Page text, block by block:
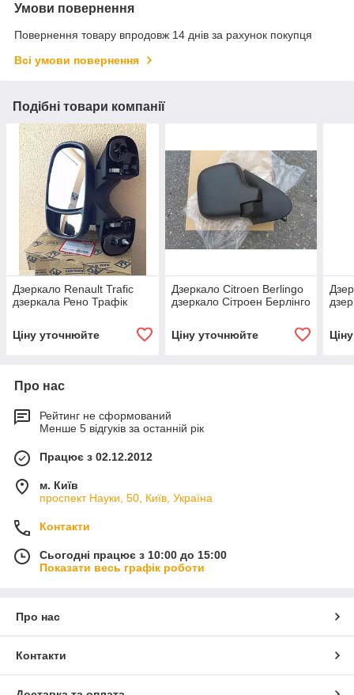
Умови повернення
Повернення товару впродовж 14 днів за рахунок покупця
Всі умови повернення
Подібні товари компанії
Дзеркало Renault Trafic
дзеркала Рено Трафік
Ціну уточнюйте
Дзеркало Citroen Berlingo
дзеркало Сітроен Берлінго
Ціну уточнюйте
Про нас
Рейтинг не сформований
Менше 5 відгуків за останній рік
Працює з 02.12.2012
м. Київ
проспект Науки, 50, Київ, Україна
Контакти
Сьогодні працює з 10:00 до 15:00
Показати весь графік роботи
Про нас
Контакти